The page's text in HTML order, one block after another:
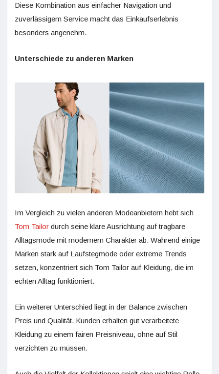
Diese Kombination aus einfacher Navigation und
zuverlässigem Service macht das Einkaufserlebnis
besonders angenehm.
Unterschiede zu anderen Marken
Im Vergleich zu vielen anderen Modeanbietern hebt sich
Tom Tailor durch seine klare Ausrichtung auf tragbare
Alltagsmode mit modernem Charakter ab. Während einige
Marken stark auf Laufstegmode oder extreme Trends
setzen, konzentriert sich Tom Tailor auf Kleidung, die im
echten Alltag funktioniert.
Ein weiterer Unterschied liegt in der Balance zwischen
Preis und Qualität. Kunden erhalten gut verarbeitete
Kleidung zu einem fairen Preisniveau, ohne auf Stil
verzichten zu müssen.